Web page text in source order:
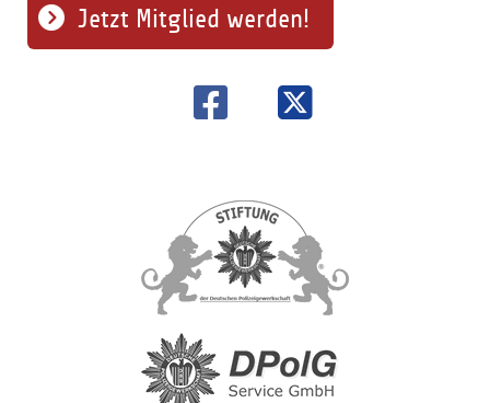
Jetzt Mitglied werden!